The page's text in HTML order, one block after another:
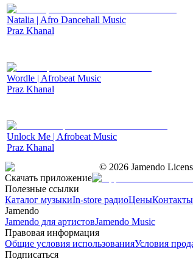
Natalia | Afro Dancehall Music
Praz Khanal
Wordle | Afrobeat Music
Praz Khanal
Unlock Me | Afrobeat Music
Praz Khanal
© 2026 Jamendo
Скачать приложение
Полезные ссылки
Каталог музыкиIn-store радиоЦеныКонтакты
Jamendo
Jamendo для артистовJamendo Music
Правовая информация
Общие условия использованияУсловия
Подписаться